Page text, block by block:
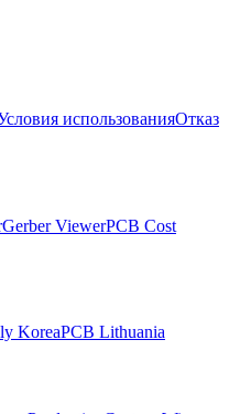
использованияОтказ
Gerber ViewerPCB Cost
KoreaPCB Lithuania